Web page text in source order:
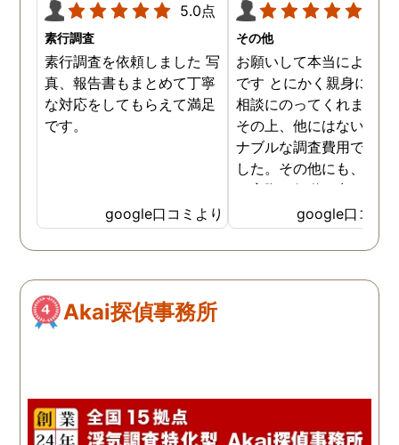
5.0点
素行調査
素行調査を依頼しました 写
真、報告書もまとめて丁寧
な対応をしてもらえて満足
です。
google口コミより
その他
お願いして本当によかっ
です とにかく親身にな
相談にのってくれました
その上、他にはないリー
ナブルな調査費用で済み
した。その他にも、相談
ら実際に行動に出て頂い
のが、スゴく早く問題を
決していただき、大変助
りました。 次回も是非
しろ最初の相談の段階が
google口コミ
Akai探偵事務所